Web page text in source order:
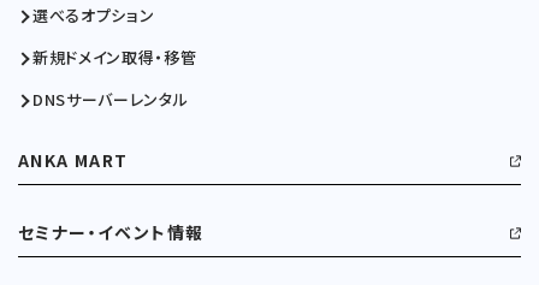
選べるオプション
新規ドメイン取得・移管
DNSサーバーレンタル
ANKA MART
セミナー・イベント情報